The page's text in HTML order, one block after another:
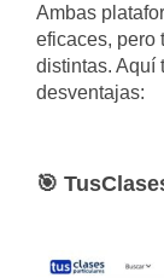
Ambas
eficaces, pero
distintas. Aquí
desventajas:
🎯